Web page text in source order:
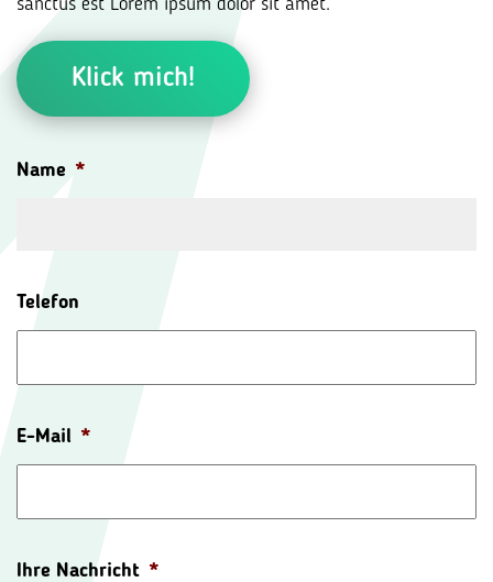
sanctus est Lorem ipsum dolor sit amet.
Klick mich!
Name *
Telefon
E-Mail *
Ihre Nachricht *